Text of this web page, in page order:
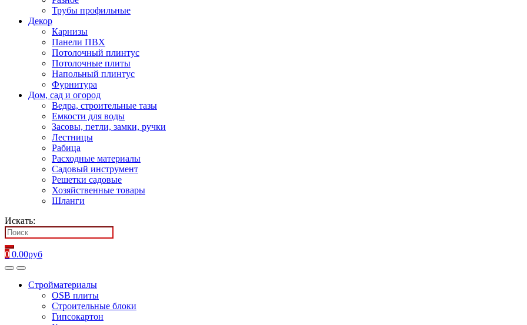
Трубы профильные
Декор
Карнизы
Панели ПВХ
Потолочный плинтус
Потолочные плиты
Напольный плинтус
Фурнитура
Дом, сад и огород
Ведра, строительные тазы
Емкости для воды
Засовы, петли, замки, ручки
Лестницы
Рабица
Расходные материалы
Садовый инструмент
Решетки садовые
Хозяйственные товары
Шланги
Искать:
0 0.00руб
Стройматериалы
OSB плиты
Строительные блоки
Гипсокартон